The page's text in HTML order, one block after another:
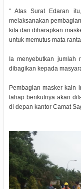
“ Atas Surat Edaran
melaksanakan
kita dan diharapkan
untuk memutus mata
Ia menyebutkan jumlah
dibagikan kepada
Pembagian masker kain
tahap berikutnya akan
di depan kantor Camat